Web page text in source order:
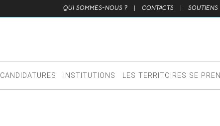
QUI SOMMES-NOUS ? | CONTACTS | SOUTIENS
CANDIDATURES INSTITUTIONS LES TERRITOIRES SE